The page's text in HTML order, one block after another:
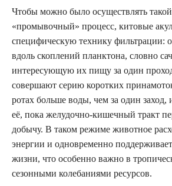
Чтобы можно было осуществлять
«промывочный» процесс, китовые
специфическую технику фильтрации:
вдоль скоплений планктона, словно
интересующую их пищу за один
совершают серию коротких
ротах больше воды, чем за один заход,
её, пока желудочно‑кишечный тракт
добычу. В таком режиме животное
энергии и одновременно
жизни, что особенно важно в
сезонными колебаниями ресурсов.